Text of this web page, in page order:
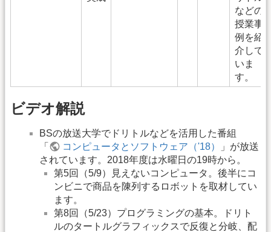
などの
授業事
例を紹
介して
いま
す。
ビデオ解説
BSの放送大学でドリトルなどを活用した番組
「
コンピュータとソフトウェア（'18）
」が放送
されています。2018年度は水曜日の19時から。
第5回（5/9）見えないコンピュータ。後半にコ
ンビニで商品を陳列するロボットを取材してい
ます。
第8回（5/23）プログラミングの基本。ドリト
ルのタートルグラフィックスで反復と分岐、配